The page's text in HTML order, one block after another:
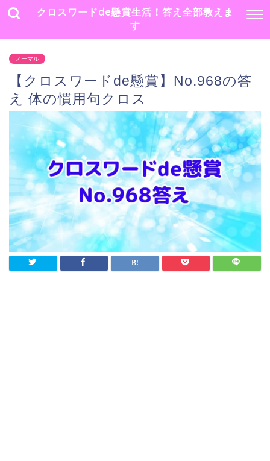
クロスワードde懸賞生活！答え全部教えま
す
ノーマル
【クロスワードde懸賞】No.968の答
え 体の慣用句クロス